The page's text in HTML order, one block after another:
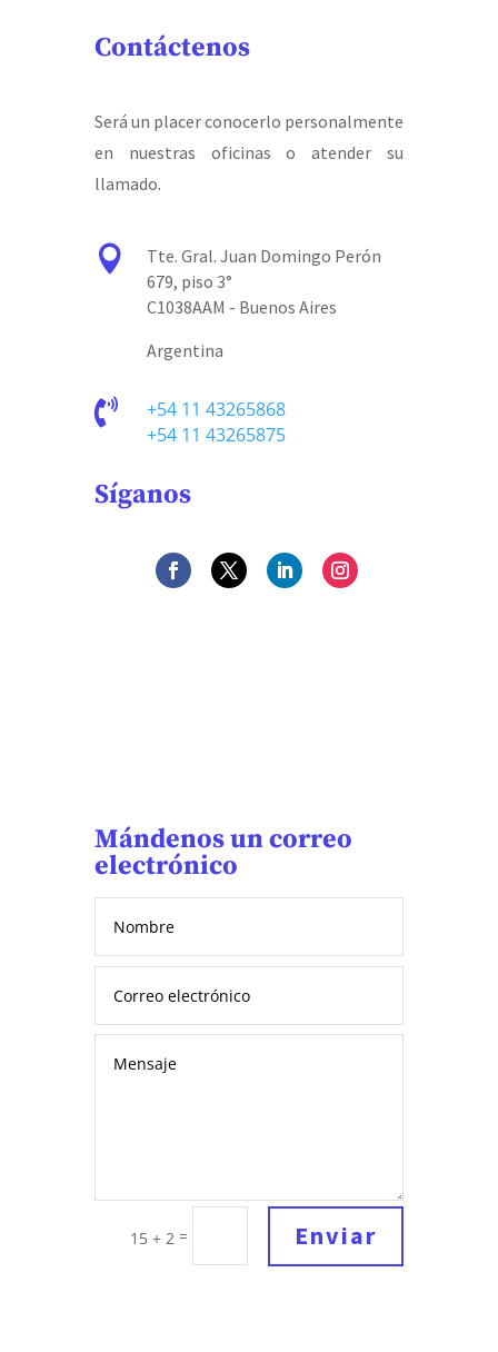
Contáctenos
Será un placer conocerlo personalmente
en nuestras oficinas o atender su
llamado.

Tte. Gral. Juan Domingo Perón
679, piso 3°
C1038AAM - Buenos Aires
Argentina

+54 11 43265868
+54 11 43265875
Síganos
Mándenos un correo
electrónico
15 + 2 = Enviar